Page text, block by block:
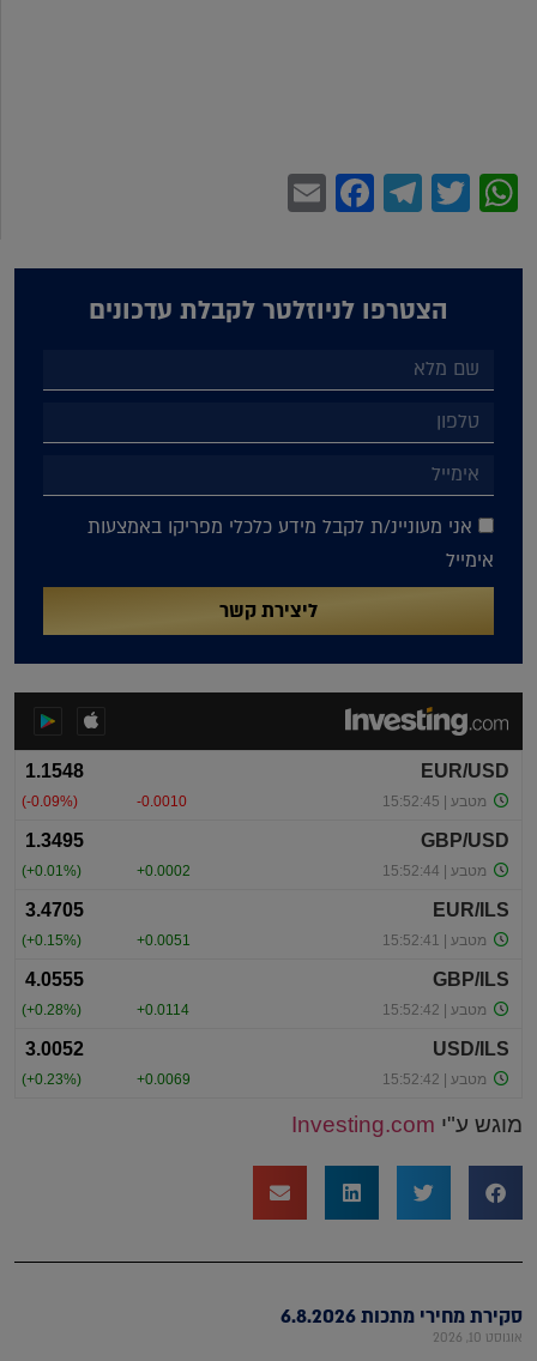
WhatsApp
Twitter
Telegram
Facebook
הצטרפו לניוזלטר לקבלת עדכונים
אני מעוניינ/ת לקבל מידע כלכלי מפריקו באמצעות
אימייל
ליצירת קשר
מוגש ע"י Investing.com
סקירת מחירי מתכות 6.8.2026
אוגוסט 10, 2026